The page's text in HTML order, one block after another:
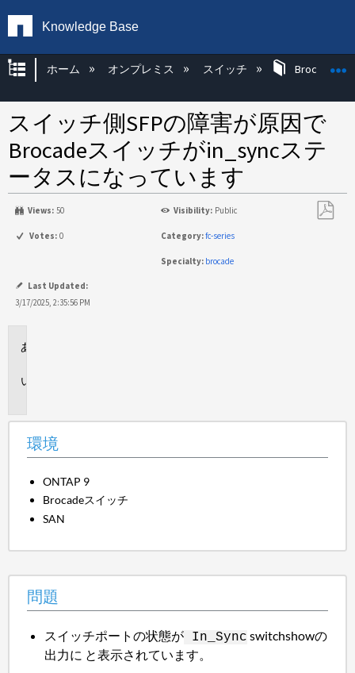
Knowledge Base
グローバル階層を展開/折りたたむ
ホーム オンプレミス スイッチ Brocade KB
スイッチ側SFPの障害が原因で
Brocadeスイッチがin_syncステ
ータスになっています
Views: 50 Visibility: Public
Votes: 0 Category:fc-series
Specialty: brocade
Last Updated:
3/17/2025, 2:35:56 PM
環境
ONTAP 9
Brocadeスイッチ
SAN
問題
スイッチポートの状態が In_Sync switchshowの
出力に と表示されています。